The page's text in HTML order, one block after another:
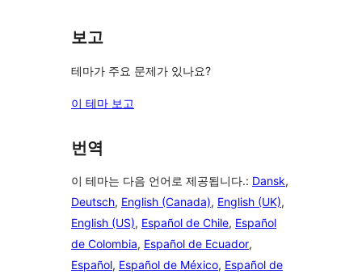
보고
테마가 주요 문제가 있나요?
이 테마 보고
번역
이 테마는 다음 언어로 제공됩니다.: Dansk,
Deutsch, English (Canada), English (UK),
English (US), Español de Chile, Español
de Colombia, Español de Ecuador,
Español, Español de México, Español de